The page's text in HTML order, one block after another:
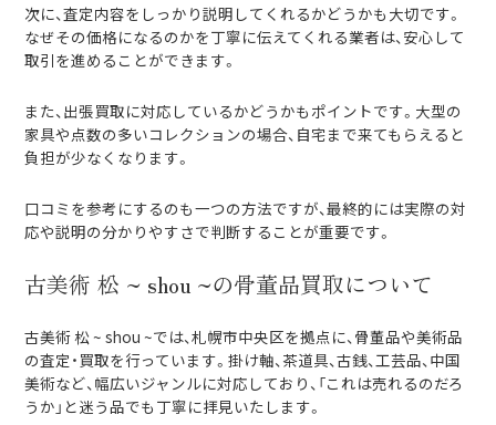
次に、査定内容をしっかり説明してくれるかどうかも大切です。
なぜその価格になるのかを丁寧に伝えてくれる業者は、安心して
取引を進めることができます。
また、出張買取に対応しているかどうかもポイントです。大型の
家具や点数の多いコレクションの場合、自宅まで来てもらえると
負担が少なくなります。
口コミを参考にするのも一つの方法ですが、最終的には実際の対
応や説明の分かりやすさで判断することが重要です。
古美術 松 ~ shou ~の骨董品買取について
古美術 松 ~ shou ~では、札幌市中央区を拠点に、骨董品や美術品
の査定・買取を行っています。掛け軸、茶道具、古銭、工芸品、中国
美術など、幅広いジャンルに対応しており、「これは売れるのだろ
うか」と迷う品でも丁寧に拝見いたします。